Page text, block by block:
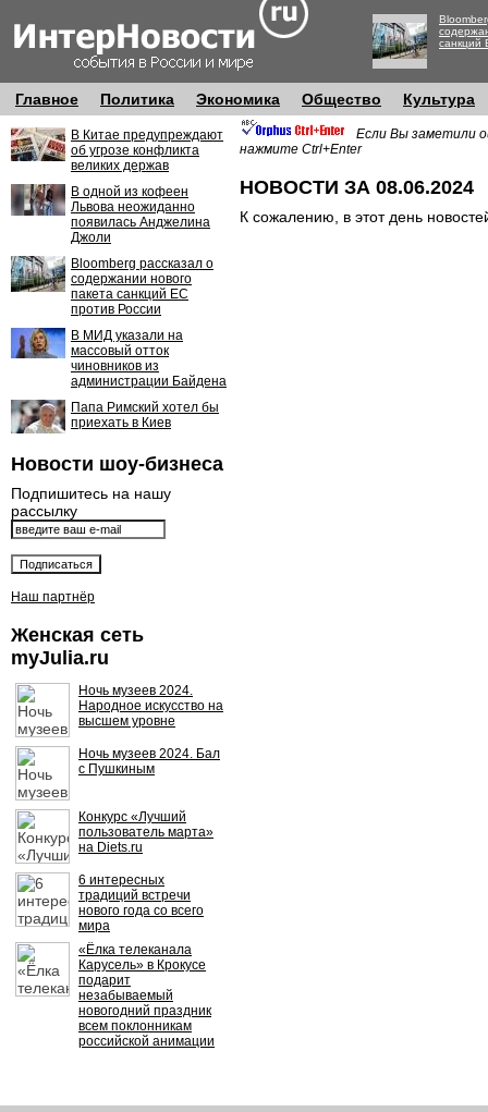
санкций
Главное Политика Экономика Общество Культура
В Китае предупреждают
об угрозе конфликта
великих держав
В одной из кофеен
Львова неожиданно
появилась Анджелина
Джоли
Bloomberg рассказал о
содержании нового
пакета санкций ЕС
против России
В МИД указали на
массовый отток
чиновников из
администрации Байдена
Папа Римский хотел бы
приехать в Киев
Новости шоу-бизнеса
Подпишитесь на нашу
рассылку
Наш партнёр
Женская сеть
myJulia.ru
Ночь музеев 2024.
Народное искусство на
высшем уровне
Ночь музеев 2024. Бал
с Пушкиным
Конкурс «Лучший
пользователь марта»
на Diets.ru
6 интересных
традиций встречи
нового года со всего
мира
«Ёлка телеканала
Карусель» в Крокусе
подарит
незабываемый
новогодний праздник
всем поклонникам
российской анимации
Если Вы заметили
нажмите Ctrl+Enter
НОВОСТИ ЗА 08.06.2024
К сожалению, в этот день